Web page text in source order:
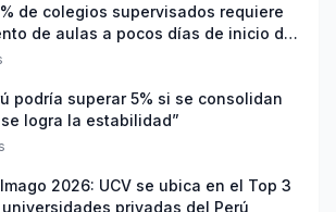
de colegios supervisados requiere
de aulas a pocos días de inicio del
podría superar 5% si se consolidan
logra la estabilidad”
2026: UCV se ubica en el Top 3
privadas del Perú